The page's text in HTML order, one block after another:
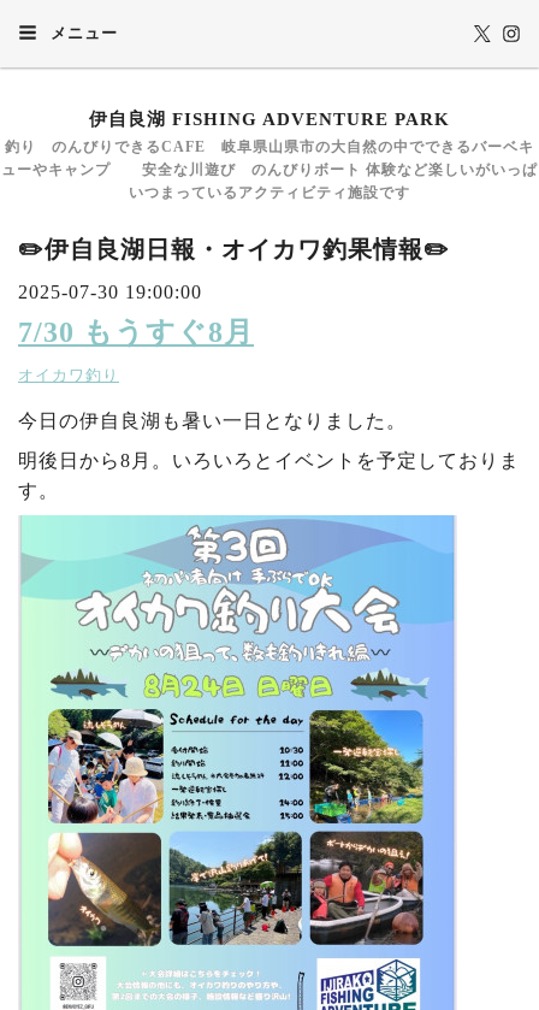
メニュー
伊自良湖 FISHING ADVENTURE PARK
釣り のんびりできるCAFE 岐阜県山県市の大自然の中でできるバーベキ
ューやキャンプ 安全な川遊び のんびりボート 体験など楽しいがいっぱ
いつまっているアクティビティ施設です
✏️伊自良湖日報・オイカワ釣果情報✏️
2025-07-30 19:00:00
7/30 もうすぐ8月
オイカワ釣り
今日の伊自良湖も暑い一日となりました。
明後日から8月。いろいろとイベントを予定しておりま
す。